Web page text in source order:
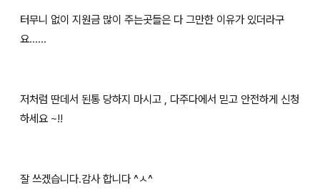
터무니 없이 지원금 많이 주는곳들은 다 그만한 이유가 있더라구
요......
저처럼 딴데서 된통 당하지 마시고 , 다주다에서 믿고 안전하게 신청
하세요 ~!!
잘 쓰겠습니다.감사 합니다 ^ㅅ^